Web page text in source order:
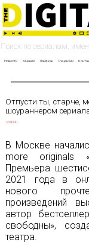
Новости Мнение Лайфхак Рецензии
Отпусти ты, старче,
шоураннером
19/08/2021
В Москве
more originals
Премьера
2021 года в
нового
произведений
автор
свободны»,
театра.